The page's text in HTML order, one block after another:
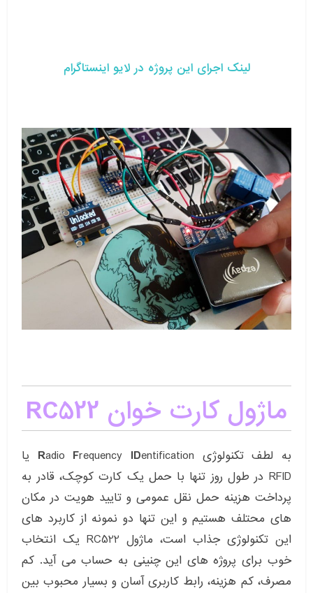
لینک اجرای این پروژه در لایو اینستاگرام
ماژول کارت خوان RC522
به لطف تکنولوژی Radio Frequency ID
entification یا
RFID در طول روز تنها با حمل یک کارت کوچک، قادر به
پرداخت هزینه حمل نقل عمومی و تایید هویت در مکان
های محتلف هستیم و این تنها دو نمونه از کاربرد های
این تکنولوژی جذاب است، ماژول RC522 یک انتخاب
خوب برای پروژه های این چنینی به حساب می آید. کم
مصرف، کم هزینه، رابط کاربری آسان و بسیار محبوب بین